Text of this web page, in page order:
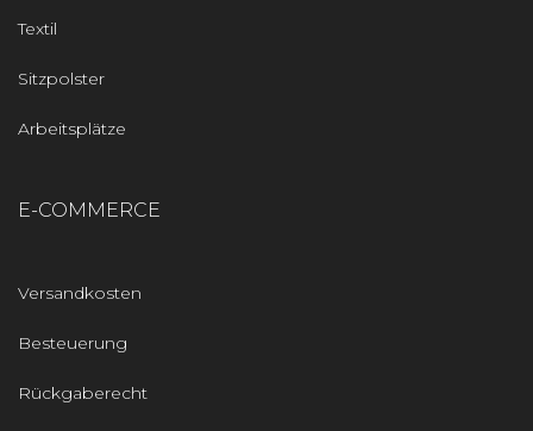
Textil
Sitzpolster
Arbeitsplätze
E-COMMERCE
Versandkosten
Besteuerung
Rückgaberecht